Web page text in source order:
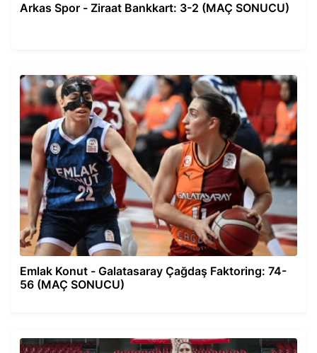
Arkas Spor - Ziraat Bankkart: 3-2 (MAÇ SONUCU)
Emlak Konut - Galatasaray Çağdaş Faktoring: 74-
56 (MAÇ SONUCU)